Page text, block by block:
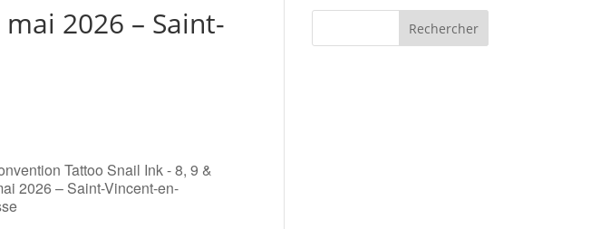
2026 – Saint- Rechercher